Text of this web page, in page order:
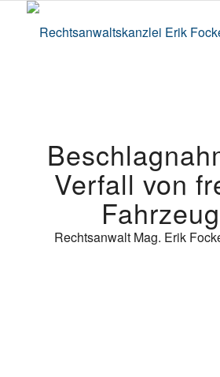
Verfall von
Rechtsanwalt Mag. Erik